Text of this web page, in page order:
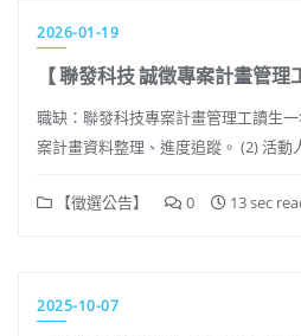
2026-01-19
【 聯發科技 誠徵專案計畫管理
職缺：聯發科技專案計畫管理工讀生
案計畫資料整理、進度追蹤。 (2) 活
【徵選公告】 0 13 sec
2025-10-07